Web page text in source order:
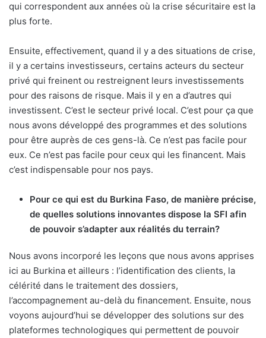
qui correspondent aux années où la crise sécuritaire est la
plus forte.
Ensuite, effectivement, quand il y a des situations de crise,
il y a certains investisseurs, certains acteurs du secteur
privé qui freinent ou restreignent leurs investissements
pour des raisons de risque. Mais il y en a d’autres qui
investissent. C’est le secteur privé local. C’est pour ça que
nous avons développé des programmes et des solutions
pour être auprès de ces gens-là. Ce n’est pas facile pour
eux. Ce n’est pas facile pour ceux qui les financent. Mais
c’est indispensable pour nos pays.
Pour ce qui est du Burkina Faso, de manière précise,
de quelles solutions innovantes dispose la SFI afin
de pouvoir s’adapter aux réalités du terrain?
Nous avons incorporé les leçons que nous avons apprises
ici au Burkina et ailleurs : l’identification des clients, la
célérité dans le traitement des dossiers,
l’accompagnement au-delà du financement. Ensuite, nous
voyons aujourd’hui se développer des solutions sur des
plateformes technologiques qui permettent de pouvoir